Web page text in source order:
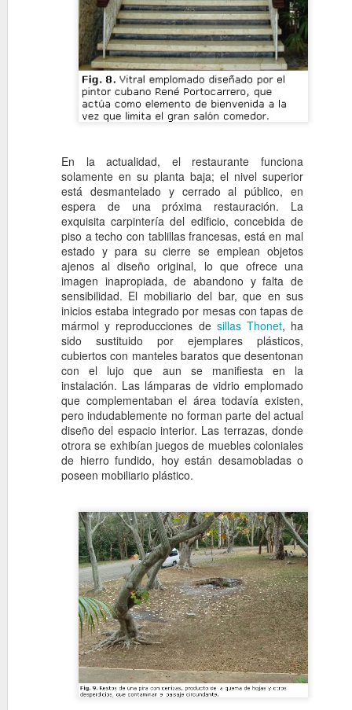
En la actualidad, el restaurante funciona
solamente en su planta baja; el nivel superior
está desmantelado y cerrado al público, en
espera de una próxima restauración. La
exquisita carpintería del edificio, concebida de
piso a techo con tablillas francesas, está en mal
estado y para su cierre se emplean objetos
ajenos al diseño original, lo que ofrece una
imagen inapropiada, de abandono y falta de
sensibilidad. El mobiliario del bar, que en sus
inicios estaba integrado por mesas con tapas de
mármol y reproducciones de sillas Thonet, ha
sido sustituido por ejemplares plásticos,
cubiertos con manteles baratos que desentonan
con el lujo que aun se manifiesta en la
instalación. Las lámparas de vidrio emplomado
que complementaban el área todavía existen,
pero indudablemente no forman parte del actual
diseño del espacio interior. Las terrazas, donde
otrora se exhibían juegos de muebles coloniales
de hierro fundido, hoy están desamobladas o
poseen mobiliario plástico.
OCT
27
Edificio del Retiro
Edificio del Retiro
arquitecto.ubicado en
Propietario: Retiro de los
la Industria y el Comercio de
OCT
25
Edificio en calle
Francisco A.
Edificio en calle 1a, Vedado,
arquitecto. En los años
un auge constructivo
varios edificios de vivienda
conformarían el nuevo
durante mas de medio siglo,
1956 Francisco A.
OCT
21
Residencia de
Residencia de Jose
Romañach & Silverio
con una adecuada
sobre terrazas jardines,
separa en dos áreas unidas
gran cubierta que vuela y
OCT
8
Edificio en
1958.
.
Hoy veremos un pequeño
recordado arquitecto
Miramar, para Jose Aranalde.
El edificio cuenta con tres
terrazas en osados
llevar las ventanas hasta la